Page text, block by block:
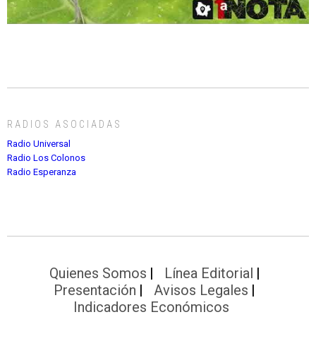
RADIOS ASOCIADAS
Radio Universal
Radio Los Colonos
Radio Esperanza
Quienes Somos
Línea Editorial
Presentación
Avisos Legales
Indicadores Económicos